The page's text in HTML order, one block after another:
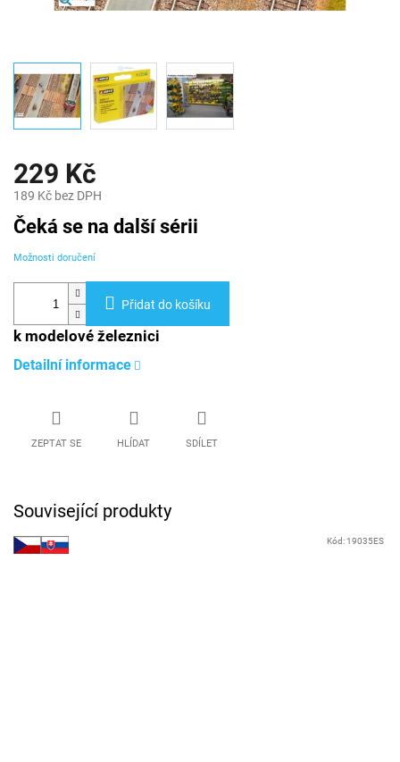
229 Kč
189 Kč bez DPH
Měrná
cena:
Čeká se na další sérii
Možnosti doručení
Přidat do košíku
k modelové železnici
Detailní informace
ZEPTAT SE HLÍDAT SDÍLET
Související produkty
Kód: 19035ES